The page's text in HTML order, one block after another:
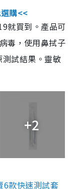
購<<
就買到。產品可
毒，使用鼻拭子
試結果。靈敏
+2
6款快速測試套